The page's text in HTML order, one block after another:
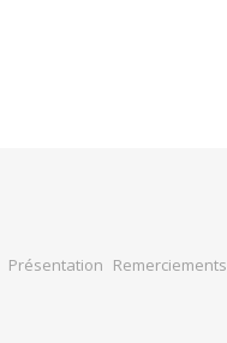
Présentation Remerciements